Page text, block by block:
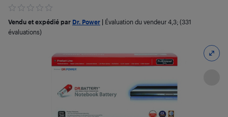
Vendu et expédié par Dr. Power Évaluation du vendeur 4,3; (331
évaluations)